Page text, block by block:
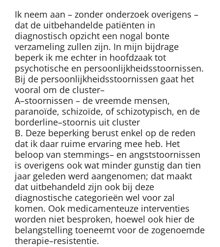
Ik neem aan – zonder onderzoek overigens –
dat de uitbehandelde patiënten in
diagnostisch opzicht een nogal bonte
verzameling zullen zijn. In mijn bijdrage
beperk ik me echter in hoofdzaak tot
psychotische en persoonlijkheidsstoornissen.
Bij de persoonlijkheidsstoornissen gaat het
vooral om de cluster–
A–stoornissen – de vreemde mensen,
paranoïde, schizoïde, of schizotypisch, en de
borderline–stoornis uit cluster
B. Deze beperking berust enkel op de reden
dat ik daar ruime ervaring mee heb. Het
beloop van stemmings– en angststoornissen
is overigens ook wat minder gunstig dan tien
jaar geleden werd aangenomen; dat maakt
dat uitbehandeld zijn ook bij deze
diagnostische categorieën wel voor zal
komen. Ook medicamenteuze interventies
worden niet besproken, hoewel ook hier de
belangstelling toeneemt voor de zogenoemde
therapie–resistentie.